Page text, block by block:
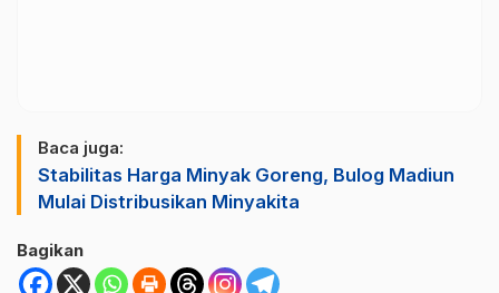
Baca juga:
Stabilitas Harga Minyak Goreng, Bulog Madiun
Mulai Distribusikan Minyakita
Bagikan